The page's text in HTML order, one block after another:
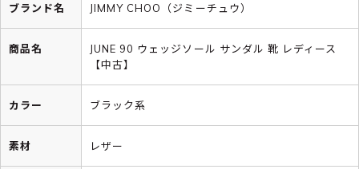
ブランド名 JIMMY CHOO（ジミーチュウ）
商品名
JUNE 90 ウェッジソール サンダル 靴 レディース
【中古】
カラー ブラック系
素材 レザー